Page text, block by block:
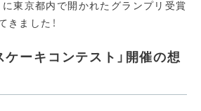
に東京都内で開かれたグランプリ受賞
きました！
ケーキコンテスト」開催の想